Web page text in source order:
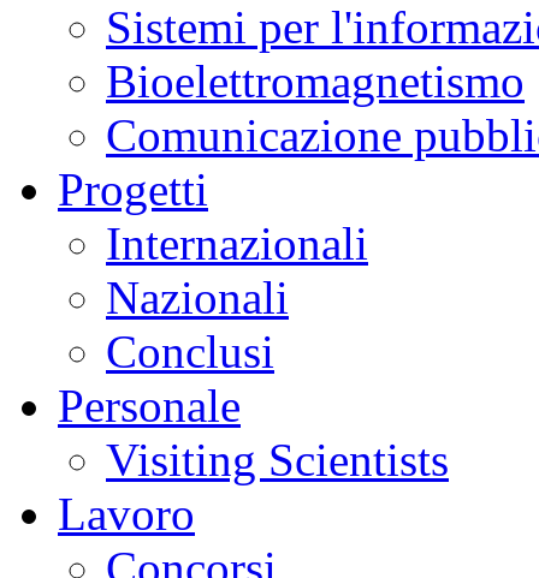
Sistemi per
Bioelettromagnetismo
Comunicazione
Progetti
Internazionali
Nazionali
Conclusi
Personale
Visiting Scientists
Lavoro